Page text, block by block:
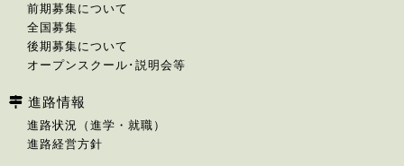
前期募集について
全国募集
後期募集について
オープンスクール･説明会等
進路情報
進路状況（進学・就職）
進路経営方針